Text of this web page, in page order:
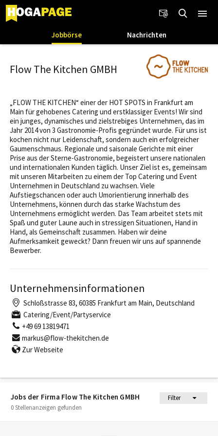
Jobbörse Nachrichten
Jobs der Firma Flow The Kitchen GMBH
Filter
0 Stellenanzeigen gefunden
Flow The Kitchen GMBH
„FLOW THE KITCHEN“ einer der HOT SPOTS in Frankfurt am
Main für gehobenes Catering und erstklassiger Events! Wir sind
ein junges, dynamisches und zielstrebiges Unternehmen, das im
Jahr 2014 von 3 Gastronomie-Profis gegründet wurde. Für uns ist
kochen nicht nur Leidenschaft, sondern auch ein erfolgreicher
Gaumenschmaus. Regionale und saisonale Gerichte mit einer
Prise aus der Sterne-Gastronomie, begeistert unsere nationalen
und internationalen Kunden täglich. Unser Ziel ist es, gemeinsam
mit unseren Mitarbeiten zu einem der Top Catering und Event
Unternehmen in Deutschland zu wachsen. Viele
Aufstiegschancen oder auch Umorientierung innerhalb des
Unternehmens, können durch das starke Wachstum des
Unternehmens ermöglicht werden. Das Team arbeitet stets mit
Spaß und guter Laune auch in stressigen Situationen, Hand in
Hand, als Gemeinschaft zusammen. Haben wir deine
Aufmerksamkeit geweckt? Dann freuen wir uns auf spannende
Bewerber.
Unternehmensinformationen
Schloßstrasse 83, 60385 Frankfurt am Main, Deutschland
Catering/Event/Partyservice
+49 69 13819471
markus@flow-thekitchen.de
Zur Webseite